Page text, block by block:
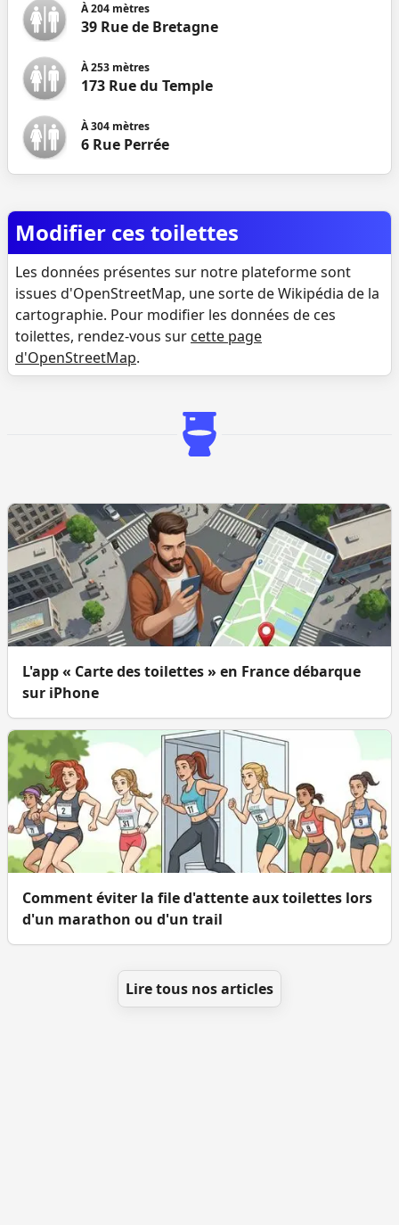
À204 mètres
39 Rue de Bretagne
À253 mètres
173 Rue du Temple
À304 mètres
6 Rue Perrée
Modifier ces toilettes
Les données présentes sur notre plateforme sont
issues d'OpenStreetMap, une sorte de Wikipédia de la
cartographie. Pour modifier les données de ces
toilettes, rendez-vous sur cette page
d'OpenStreetMap.
L'app « Carte des toilettes » en France débarque
sur iPhone
Comment éviter la file d'attente aux toilettes lors
d'un marathon ou d'un trail
Lire tous nos articles